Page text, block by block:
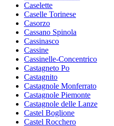
Caselette
Caselle Torinese
Casorzo
Cassano Spinola
Cassinasco
Cassine
Cassinelle-Concentrico
Castagneto Po
Castagnito
Castagnole Monferrato
Castagnole Piemonte
Castagnole delle Lanze
Castel Boglione
Castel Rocchero